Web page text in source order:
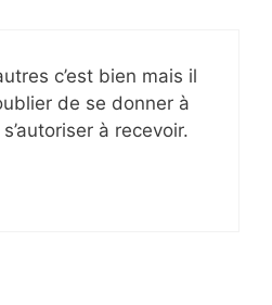
c’est bien mais il
de se donner à
à recevoir.